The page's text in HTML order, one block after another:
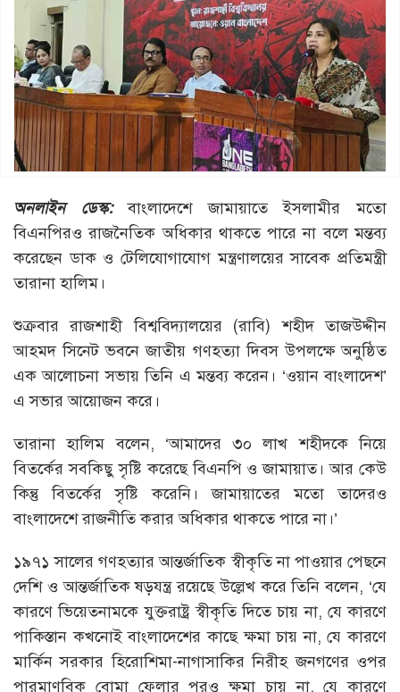
অনলাইন ডেস্ক:বাংলাদেশে জামায়াতে ইসলামীর মতো
বিএনপিরও রাজনৈতিক অধিকার থাকতে পারে না বলে মন্তব্য
করেছেন ডাক ও টেলিযোগাযোগ মন্ত্রণালয়ের সাবেক প্রতিমন্ত্রী
তারানা হালিম।
শুক্রবার রাজশাহী বিশ্ববিদ্যালয়ের (রাবি) শহীদ তাজউদ্দীন
আহমদ সিনেট ভবনে জাতীয় গণহত্যা দিবস উপলক্ষে অনুষ্ঠিত
এক আলোচনা সভায় তিনি এ মন্তব্য করেন। ‘ওয়ান বাংলাদেশ’
এ সভার আয়োজন করে।
তারানা হালিম বলেন, ‘আমাদের ৩০ লাখ শহীদকে নিয়ে
বিতর্কের সবকিছু সৃষ্টি করেছে বিএনপি ও জামায়াত। আর কেউ
কিন্তু বিতর্কের সৃষ্টি করেনি। জামায়াতের মতো তাদেরও
বাংলাদেশে রাজনীতি করার অধিকার থাকতে পারে না।’
১৯৭১ সালের গণহত্যার আন্তর্জাতিক স্বীকৃতি না পাওয়ার পেছনে
দেশি ও আন্তর্জাতিক ষড়যন্ত্র রয়েছে উল্লেখ করে তিনি বলেন, ‘যে
কারণে ভিয়েতনামকে যুক্তরাষ্ট্র স্বীকৃতি দিতে চায় না, যে কারণে
পাকিস্তান কখনোই বাংলাদেশের কাছে ক্ষমা চায় না, যে কারণে
মার্কিন সরকার হিরোশিমা-নাগাসাকির নিরীহ জনগণের ওপর
পারমাণবিক বোমা ফেলার পরও ক্ষমা চায় না, যে কারণে